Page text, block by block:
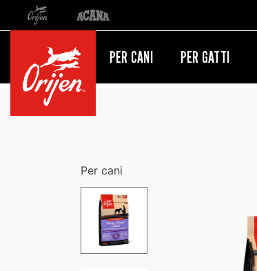
Orijen Acana
PER CANI PER GATTI
Per cani